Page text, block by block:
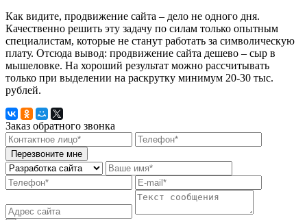
Как видите, продвижение сайта – дело не одного дня.
Качественно решить эту задачу по силам только опытным
специалистам, которые не станут работать за символическую
плату. Отсюда вывод: продвижение сайта дешево – сыр в
мышеловке. На хороший результат можно рассчитывать
только при выделении на раскрутку минимум 20-30 тыс.
рублей.
Заказ обратного звонка
Перезвоните мне